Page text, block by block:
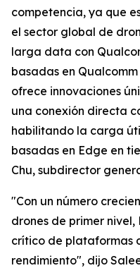
competencia, ya que
el sector global de
larga data con
basadas en
ofrece innovaciones
una conexión directa
habilitando la carga
basadas en Edge en
Chu, subdirector
"Con un número
drones de primer
crítico de plataformas
rendimiento", dijo